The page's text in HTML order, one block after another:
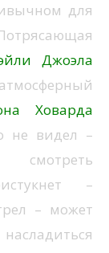
для
Джоэла
Ховарда
не видел –
смотреть
–
– может